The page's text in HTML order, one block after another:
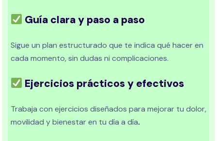
Guía clara y paso a paso
Sigue un plan estructurado que te indica qué hacer en
cada momento, sin dudas ni complicaciones.
Ejercicios prácticos y efectivos
Trabaja con ejercicios diseñados para mejorar tu dolor,
movilidad y bienestar en tu día a día.